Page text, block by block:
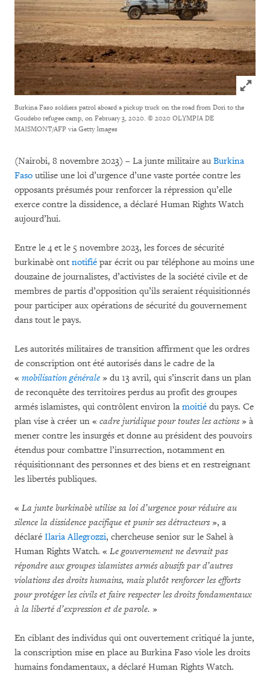
Click
Burkina Faso soldiers patrol aboard a pickup truck on the road from Dori to the
Goudebo refugee camp, on February 3, 2020. © 2020 OLYMPIA DE
MAISMONT/AFP via Getty Images
(Nairobi, 8 novembre 2023) – La junte militaire au Burkina
Faso utilise une loi d’urgence d’une vaste portée contre les
opposants présumés pour renforcer la répression qu’elle
exerce contre la dissidence, a déclaré Human Rights Watch
aujourd’hui.
Entre le 4 et le 5 novembre 2023, les forces de sécurité
burkinabè ont notifié par écrit ou par téléphone au moins une
douzaine de journalistes, d’activistes de la société civile et de
membres de partis d’opposition qu’ils seraient réquisitionnés
pour participer aux opérations de sécurité du gouvernement
dans tout le pays.
Les autorités militaires de transition affirment que les ordres
de conscription ont été autorisés dans le cadre de la
« mobilisation générale » du 13 avril, qui s’inscrit dans un plan
de reconquête des territoires perdus au profit des groupes
armés islamistes, qui contrôlent environ la moitié du pays. Ce
plan vise à créer un « cadre juridique pour toutes les actions» à
mener contre les insurgés et donne au président des pouvoirs
étendus pour combattre l’insurrection, notamment en
réquisitionnant des personnes et des biens et en restreignant
les libertés publiques.
« La junte burkinabè utilise sa loi d’urgence pour réduire au
silence la dissidence pacifique et punir ses détracteurs», a
déclaré Ilaria Allegrozzi, chercheuse senior sur le Sahel à
Human Rights Watch. « Le gouvernement ne devrait pas
répondre aux groupes islamistes armés abusifs par d’autres
violations des droits humains, mais plutôt renforcer les efforts
pour protéger les civils et faire respecter les droits fondamentaux
à la liberté d’expression et de parole. »
En ciblant des individus qui ont ouvertement critiqué la junte,
la conscription mise en place au Burkina Faso viole les droits
humains fondamentaux, a déclaré Human Rights Watch.